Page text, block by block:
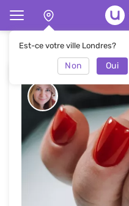
Est-ce votre ville Londres?
Non Oui
Page d'accueil Manucure